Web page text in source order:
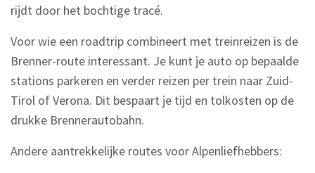
rijdt door het bochtige tracé.
Voor wie een roadtrip combineert met treinreizen is de
Brenner-route interessant. Je kunt je auto op bepaalde
stations parkeren en verder reizen per trein naar Zuid-
Tirol of Verona. Dit bespaart je tijd en tolkosten op de
drukke Brennerautobahn.
Andere aantrekkelijke routes voor Alpenliefhebbers: